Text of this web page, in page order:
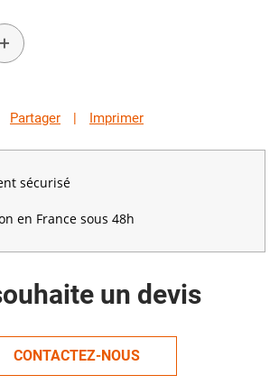
+
Partager | Imprimer
sécurisé
en France sous 48h
un devis
CONTACTEZ-NOUS